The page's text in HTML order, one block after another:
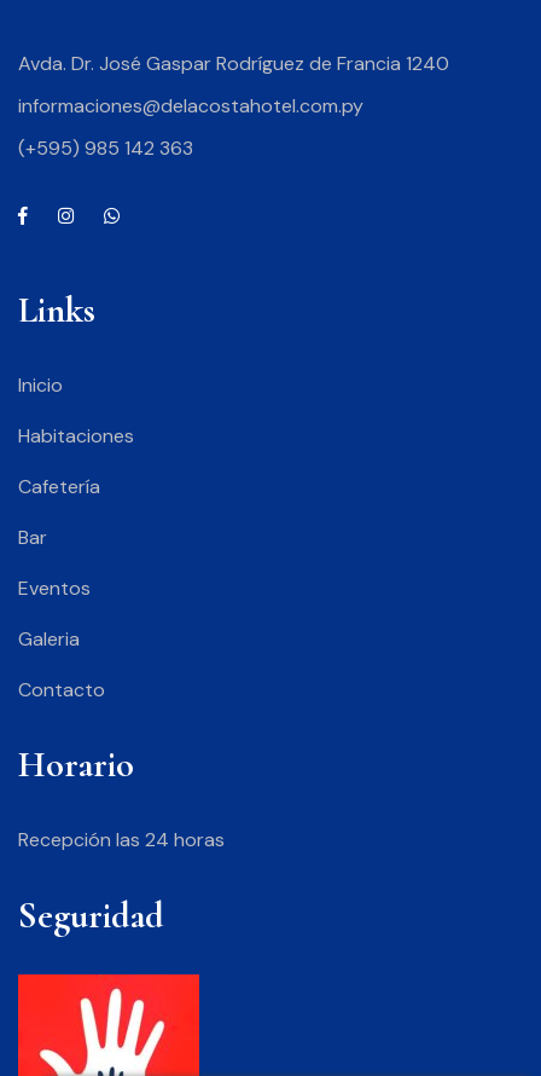
Avda. Dr. José Gaspar Rodríguez de Francia 1240
informaciones@delacostahotel.com.py
(+595) 985 142 363
Links
Inicio
Habitaciones
Cafetería
Bar
Eventos
Galeria
Contacto
Horario
Recepción las 24 horas
Seguridad